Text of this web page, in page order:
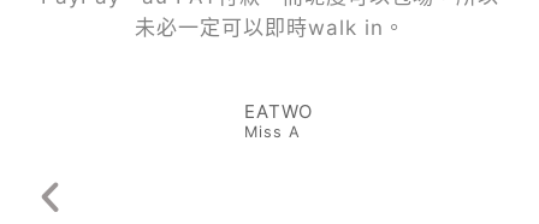
未必一定可以即時walk in。
EATWO
Miss A